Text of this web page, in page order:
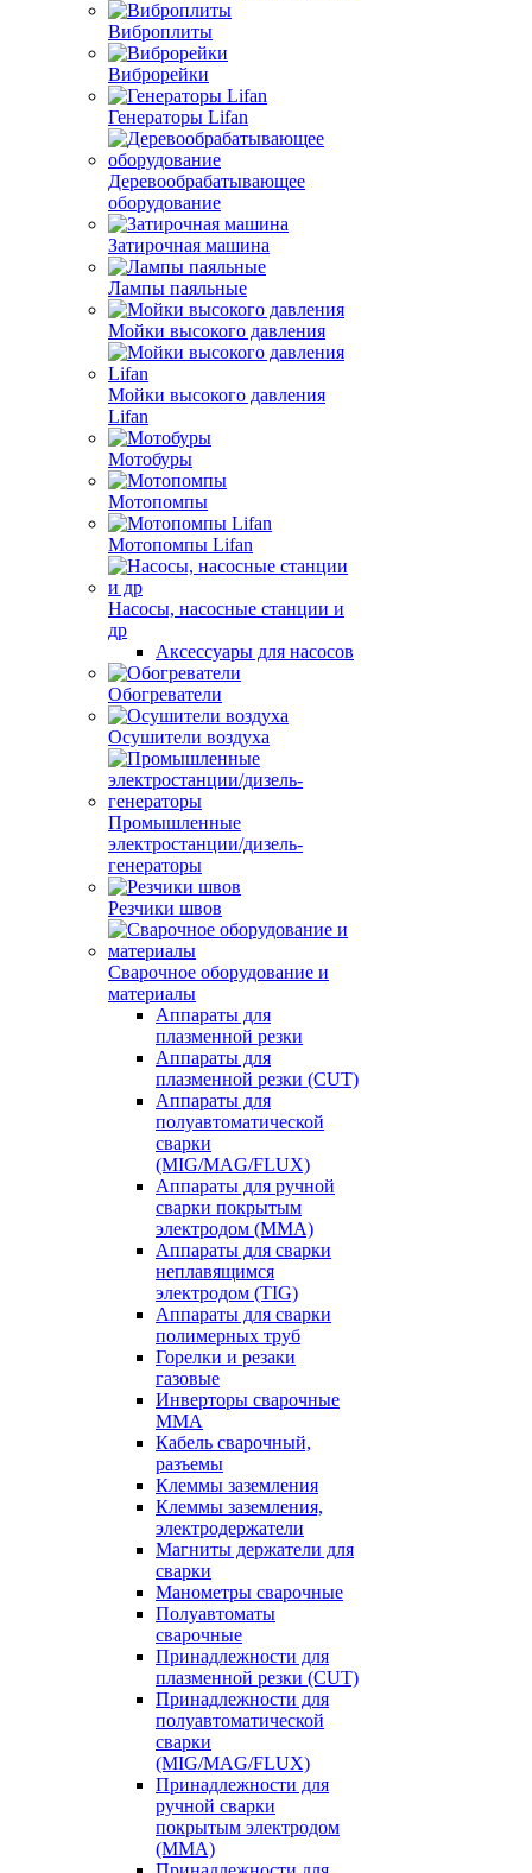
Виброплиты
Виброрейки
Генераторы Lifan
Деревообрабатывающее
оборудование
Затирочная машина
Лампы паяльные
Мойки высокого давления
Мойки высокого давления
Lifan
Мотобуры
Мотопомпы
Мотопомпы Lifan
Насосы, насосные станции и
др
Аксессуары для насосов
Обогреватели
Осушители воздуха
Промышленные
электростанции/дизель-
генераторы
Резчики швов
Сварочное оборудование и
материалы
Аппараты для
плазменной резки
Аппараты для
плазменной резки (CUT)
Аппараты для
полуавтоматической
сварки
(MIG/MAG/FLUX)
Аппараты для ручной
сварки покрытым
электродом (MMA)
Аппараты для сварки
неплавящимся
электродом (TIG)
Аппараты для сварки
полимерных труб
Горелки и резаки
газовые
Инверторы сварочные
ММА
Кабель сварочный,
разъемы
Клеммы заземления
Клеммы заземления,
электродержатели
Магниты держатели для
сварки
Манометры сварочные
Полуавтоматы
сварочные
Принадлежности для
плазменной резки (CUT)
Принадлежности для
полуавтоматической
сварки
(MIG/MAG/FLUX)
Принадлежности для
ручной сварки
покрытым электродом
(MMA)